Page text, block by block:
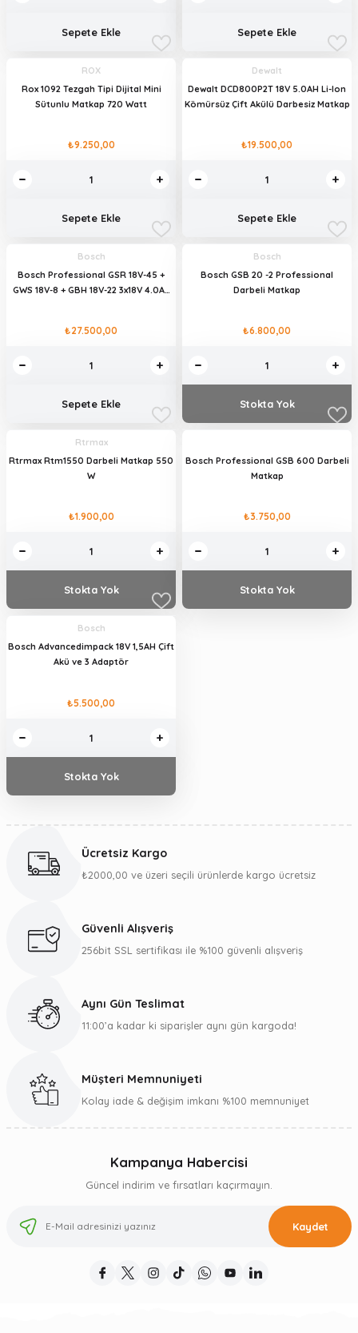
Sepete Ekle Sepete Ekle
ROX
Rox 1092 Tezgah Tipi Dijital Mini
Sütunlu Matkap 720 Watt
₺9.250,00
Sepete Ekle
Dewalt
Dewalt DCD800P2T 18V 5.0AH Li-Ion
Kömürsüz Çift Akülü Darbesiz Matkap
₺19.500,00
Sepete Ekle
Bosch
Bosch Professional GSR 18V-45 +
GWS 18V-8 + GBH 18V-22 3x18V 4.0Ah
₺27.500,00
Sepete Ekle
Bosch
Bosch GSB 20 -2 Professional
Darbeli Matkap
₺6.800,00
Stokta Yok
Rtrmax
Rtrmax Rtm1550 Darbeli Matkap 550
W
₺1.900,00
Stokta Yok
Bosch Professional GSB 600 Darbeli
Matkap
₺3.750,00
Stokta Yok
Bosch
Bosch Advancedimpack 18V 1,5AH Çift
Akü ve 3 Adaptör
₺5.500,00
Stokta Yok
Ücretsiz Kargo
₺2000,00 ve üzeri seçili ürünlerde kargo ücretsiz
Güvenli Alışveriş
256bit SSL sertifikası ile %100 güvenli alışveriş
Aynı Gün Teslimat
11:00’a kadar ki siparişler aynı gün kargoda!
Müşteri Memnuniyeti
Kolay iade & değişim imkanı %100 memnuniyet
Kampanya Habercisi
Güncel indirim ve fırsatları kaçırmayın.
Kaydet